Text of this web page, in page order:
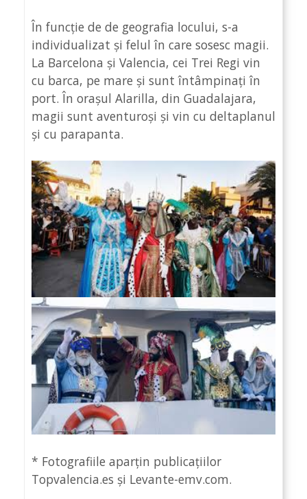
În funcție de de geografia locului, s-a
individualizat și felul în care sosesc magii.
La Barcelona și Valencia, cei Trei Regi vin
cu barca, pe mare și sunt întâmpinați în
port. În orașul Alarilla, din Guadalajara,
magii sunt aventuroși și vin cu deltaplanul
și cu parapanta.
* Fotografiile aparțin publicațiilor
Topvalencia.es și Levante-emv.com.